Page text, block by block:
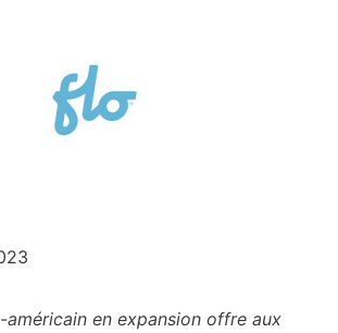
américain en expansion offre aux